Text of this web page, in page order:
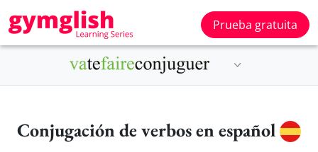
Prueba gratuita
Conjugación de verbos en español